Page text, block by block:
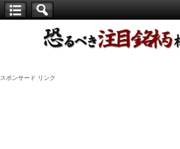
スポンサード リンク